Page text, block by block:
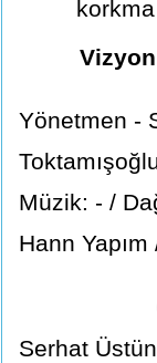
korkma
Yönetmen -
Müzik: - /
Hann
Serhat